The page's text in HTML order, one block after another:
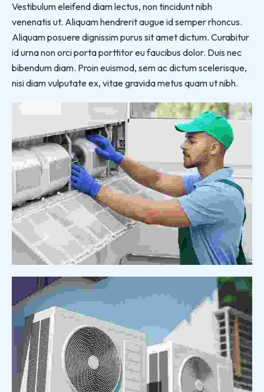
Vestibulum eleifend diam lectus, non tincidunt nibh
venenatis ut. Aliquam hendrerit augue id semper rhoncus.
Aliquam posuere dignissim purus sit amet dictum. Curabitur
id urna non orci porta porttitor eu faucibus dolor. Duis nec
bibendum diam. Proin euismod, sem ac dictum scelerisque,
nisi diam vulputate ex, vitae gravida metus quam ut nibh.